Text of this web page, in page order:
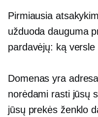
Pirmiausia
užduoda dauguma
pardavėjų: ką
Domenas yra
norėdami rasti jūsų
jūsų prekės ženklo